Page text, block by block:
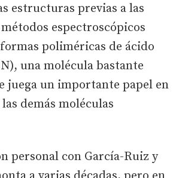
estructuras previas a las
espectroscópicos
poliméricas de ácido
una molécula bastante
juega un importante papel en
demás moléculas
personal con García-Ruiz y